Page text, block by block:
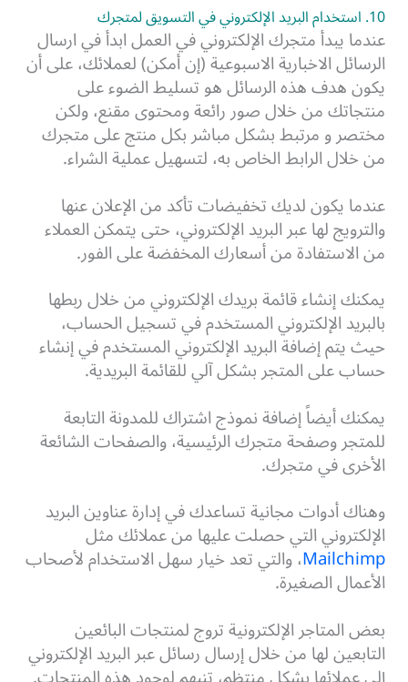
10. استخدام البريد الإلكتروني في التسويق لمتجرك
عندما يبدأ متجرك الإلكتروني في العمل ابدأ في ارسال
الرسائل الاخبارية الاسبوعية (إن أمكن) لعملائك، على أن
يكون هدف هذه الرسائل هو تسليط الضوء على
منتجاتك من خلال صور رائعة ومحتوى مقنع، ولكن
مختصر و مرتبط بشكل مباشر بكل منتج على متجرك
من خلال الرابط الخاص به، لتسهيل عملية الشراء.
عندما يكون لديك تخفيضات تأكد من الإعلان عنها
والترويج لها عبر البريد الإلكتروني، حتى يتمكن العملاء
من الاستفادة من أسعارك المخفضة على الفور.
يمكنك إنشاء قائمة بريدك الإلكتروني من خلال ربطها
بالبريد الإلكتروني المستخدم في تسجيل الحساب،
حيث يتم إضافة البريد الإلكتروني المستخدم في إنشاء
حساب على المتجر بشكل آلي للقائمة البريدية.
يمكنك أيضاً إضافة نموذج اشتراك للمدونة التابعة
للمتجر وصفحة متجرك الرئيسية، والصفحات الشائعة
الأخرى في متجرك.
وهناك أدوات مجانية تساعدك في إدارة عناوين البريد
الإلكتروني التي حصلت عليها من عملائك مثل
Mailchimp، والتي تعد خيار سهل الاستخدام لأصحاب
الأعمال الصغيرة.
بعض المتاجر الإلكترونية تروج لمنتجات البائعين
التابعين لها من خلال إرسال رسائل عبر البريد الإلكتروني